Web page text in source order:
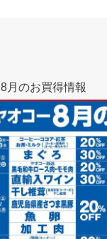
8月のお買得情報